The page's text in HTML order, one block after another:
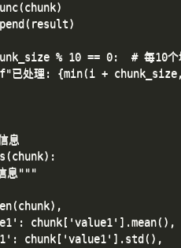
% 10 == 0:  # 每10个
已处理: {min(i +
息
息"""
chunk['value1'].mean(),
chunk['value1'].std(),